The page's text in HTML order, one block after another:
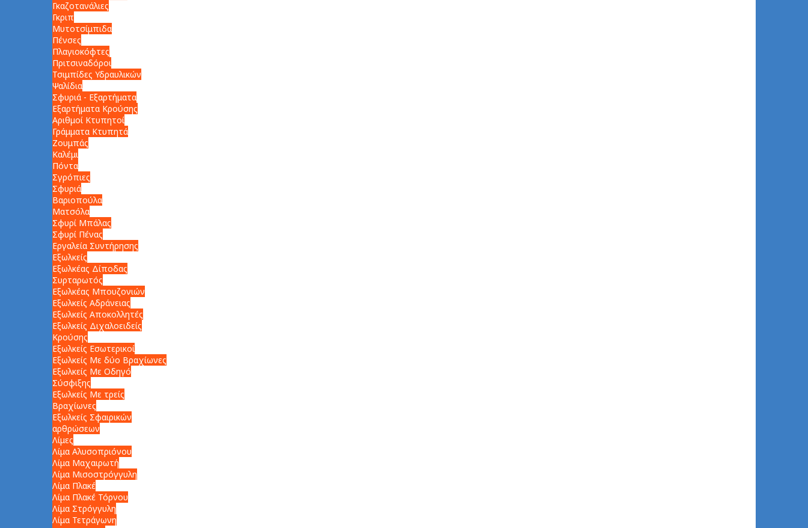
Γκαζοτανάλιες
Γκριπ
Μυτοτσίμπιδα
Πένσες
Πλαγιοκόφτες
Πριτσιναδόροι
Τσιμπίδες Υδραυλικών
Ψαλίδια
Σφυριά - Εξαρτήματα
Εξαρτήματα Κρούσης
Αριθμοί Κτυπητοί
Γράμματα Κτυπητά
Ζουμπάς
Καλέμι
Πόντα
Σγρόπιες
Σφυριά
Βαριοπούλα
Ματσόλα
Σφυρί Μπάλας
Σφυρί Πένας
Εργαλεία Συντήρησης
Εξωλκείς
Εξωλκέας Δίποδας
Συρταρωτός
Εξωλκέας Μπουζονιών
Εξωλκείς Αδράνειας
Εξωλκείς Αποκολλητές
Εξωλκείς Διχαλοειδείς
Κρούσης
Εξωλκείς Εσωτερικοί
Εξωλκείς Με δύο Βραχίωνες
Εξωλκείς Με Οδηγό
Σύσφιξης
Εξωλκείς Με τρείς
Βραχίωνες
Εξωλκείς Σφαιρικών
αρθρώσεων
Λίμες
Λίμα Αλυσοπριόνου
Λίμα Μαχαιρωτή
Λίμα Μισοστρόγγυλη
Λίμα Πλακέ
Λίμα Πλακέ Τόρνου
Λίμα Στρόγγυλη
Λίμα Τετράγωνη